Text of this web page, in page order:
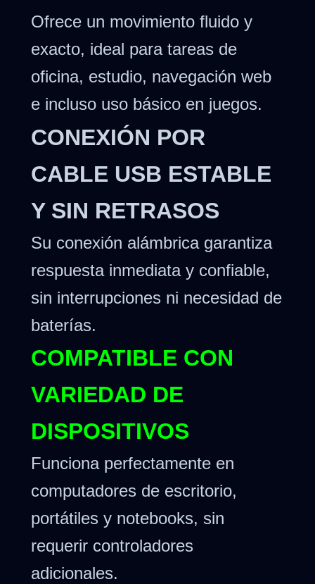
Ofrece un movimiento fluido y
exacto, ideal para tareas de
oficina, estudio, navegación web
e incluso uso básico en juegos.
CONEXIÓN POR
CABLE USB ESTABLE
Y SIN RETRASOS
Su conexión alámbrica garantiza
respuesta inmediata y confiable,
sin interrupciones ni necesidad de
baterías.
COMPATIBLE CON
VARIEDAD DE
DISPOSITIVOS
Funciona perfectamente en
computadores de escritorio,
portátiles y notebooks, sin
requerir controladores
adicionales.